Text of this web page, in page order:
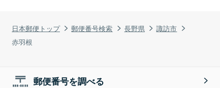
日本郵便トップ 郵便番号検索 長野県
諏訪市
赤羽根
郵便番号を調べる